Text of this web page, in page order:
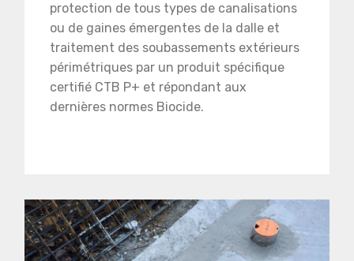
protection de tous types de canalisations
ou de gaines émergentes de la dalle et
traitement des soubassements extérieurs
périmétriques par un produit spécifique
certifié CTB P+ et répondant aux
dernières normes Biocide.